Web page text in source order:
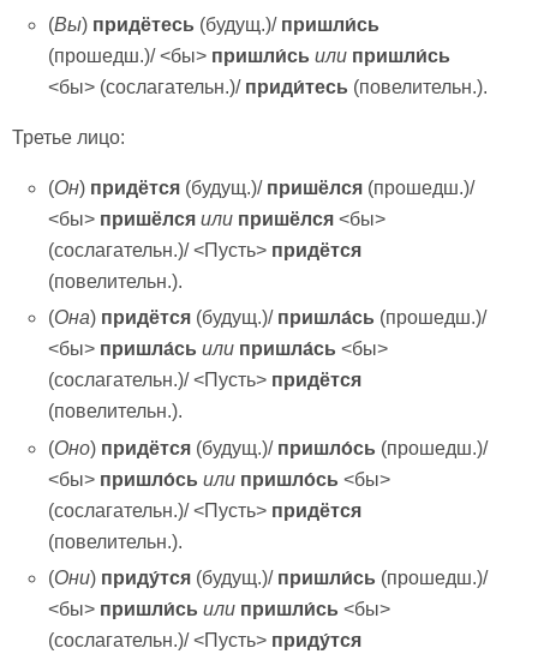
(Вы) придётесь (будущ.)/пришли́сь
(прошедш.)/ <бы> пришли́сь или пришли́сь
<бы> (сослагательн.)/приди́тесь (повелительн.).
Третье лицо:
(Он) придётся (будущ.)/пришёлся (прошедш.)/
<бы> пришёлся или пришёлся <бы>
(сослагательн.)/ <Пусть> придётся
(повелительн.).
(Она) придётся (будущ.)/пришла́сь (прошедш.)/
<бы> пришла́сь или пришла́сь <бы>
(сослагательн.)/ <Пусть> придётся
(повелительн.).
(Оно) придётся (будущ.)/пришло́сь (прошедш.)/
<бы> пришло́сь или пришло́сь <бы>
(сослагательн.)/ <Пусть> придётся
(повелительн.).
(Они) приду́тся (будущ.)/пришли́сь (прошедш.)/
<бы> пришли́сь или пришли́сь <бы>
(сослагательн.)/ <Пусть> приду́тся